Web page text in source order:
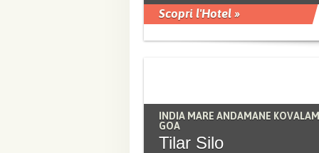
Scopri l'Hotel »
INDIA MARE ANDAMANE KOVALAM
GOA
Tilar Silo